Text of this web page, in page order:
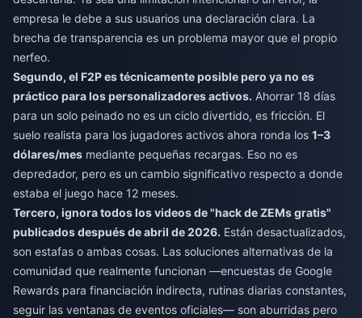
empresa le debe a sus usuarios una declaración clara. La
brecha de transparencia es un problema mayor que el propio
nerfeo.
Segundo, el F2P es técnicamente posible pero ya no es
práctico para los personalizadores activos. Ahorrar 18 días
para un solo peinado no es un ciclo divertido, es fricción. El
suelo realista para los jugadores activos ahora ronda los 1–3
dólares/mes mediante pequeñas recargas. Eso no es
depredador, pero es un cambio significativo respecto a donde
estaba el juego hace 12 meses.
Tercero, ignora todos los videos de "hack de ZEMs gratis"
publicados después de abril de 2026. Están desactualizados,
son estafas o ambas cosas. Las soluciones alternativas de la
comunidad que realmente funcionan —encuestas de Google
Rewards para financiación indirecta, rutinas diarias constantes,
seguir las ventanas de eventos oficiales— son aburridas pero